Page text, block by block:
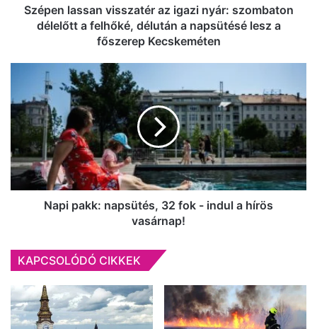
felhőké,
délután
főszerep
Kecskeméten
Szépen lassan visszatér az igazi nyár: szombaton
délelőtt a felhőké, délután a napsütésé lesz a
főszerep Kecskeméten
napsütés,
32
indul
a
hírös
vasárnap!Napi pakk: napsütés, 32 fok - indul a hírös
vasárnap!
KAPCSOLÓDÓ CIKKEK